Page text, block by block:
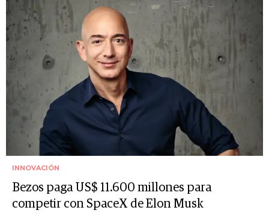
INNOVACIÓN
Bezos paga US$ 11.600 millones para
competir con SpaceX de Elon Musk